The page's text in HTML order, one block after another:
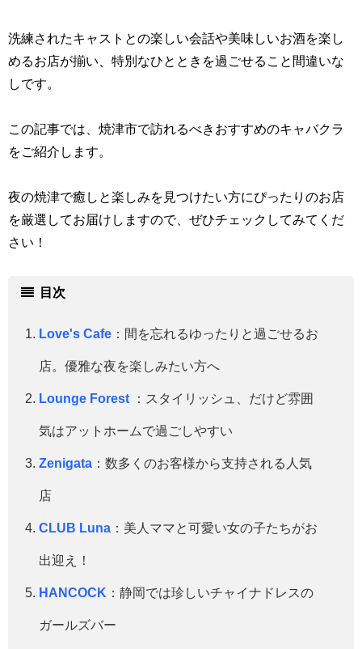
洗練されたキャストとの楽しい会話や美味しいお酒を楽し
めるお店が揃い、特別なひとときを過ごせること間違いな
しです。
この記事では、焼津市で訪れるべきおすすめのキャバクラ
をご紹介します。
夜の焼津で癒しと楽しみを見つけたい方にぴったりのお店
を厳選してお届けしますので、ぜひチェックしてみてくだ
さい！
目次
Love's Cafe ： 間を忘れるゆったりと過ごせるお
店。優雅な夜を楽しみたい方へ
Lounge Forest ： スタイリッシュ、だけど雰囲
気はアットホームで過ごしやすい
Zenigata ：数多くのお客様から支持される人気
店
CLUB Luna ： 美人ママと可愛い女の子たちがお
出迎え！
HANCOCK ：静岡では珍しいチャイナドレスの
ガールズバー